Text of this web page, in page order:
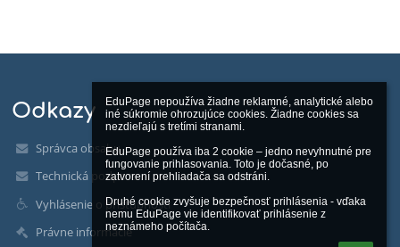
EduPage nepoužíva žiadne reklamné, analytické alebo
iné súkromie ohrozujúce cookies. Žiadne cookies sa
nezdieľajú s tretími stranami.
EduPage používa iba 2 cookie – jedno nevyhnutné pre
fungovanie prihlasovania. Toto je dočasné, po
zatvorení prehliadača sa odstráni.
Druhé cookie zvyšuje bezpečnosť prihlásenia - vďaka
nemu EduPage vie identifikovať prihlásenie z
neznámeho počítača.
Odkazy
Správca obsahu
Technická podpora
Vyhlásenie o prístupnosti
Právne informácie